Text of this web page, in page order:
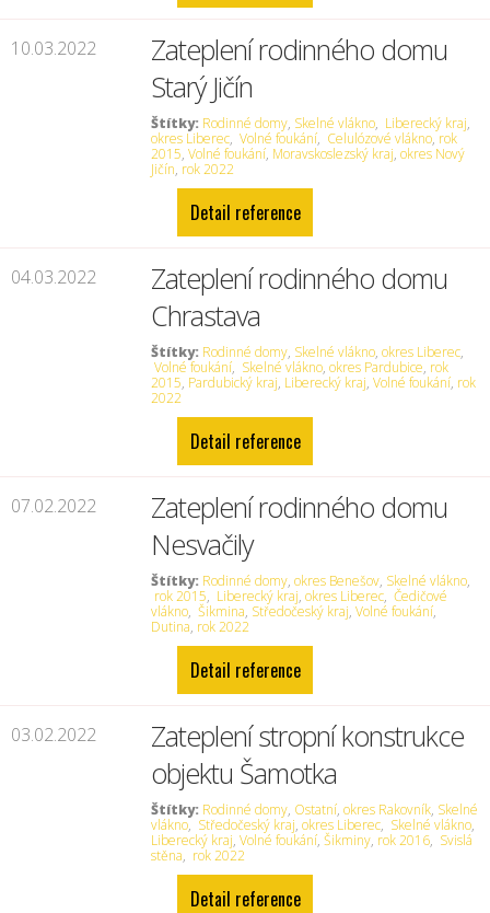
10.03.2022
Zateplení rodinného domu
Starý Jičín
Štítky: Rodinné domy, Skelné vlákno, Liberecký kraj,
okres Liberec, Volné foukání, Celulózové vlákno, rok
2015,Volné foukání, Moravskoslezský kraj,okres Nový
Jičín, rok 2022
Detail reference
04.03.2022
Zateplení rodinného domu
Chrastava
Štítky: Rodinné domy, Skelné vlákno,okres Liberec,
Volné foukání, Skelné vlákno,okres Pardubice, rok
2015, Pardubický kraj, Liberecký kraj,Volné foukání, rok
2022
Detail reference
07.02.2022
Zateplení rodinného domu
Nesvačily
Štítky: Rodinné domy,okres Benešov, Skelné vlákno,
rok 2015, Liberecký kraj,okres Liberec, Čedičové
vlákno, Šikmina, Středočeský kraj,Volné foukání,
Dutina, rok 2022
Detail reference
03.02.2022
Zateplení stropní konstrukce
objektu Šamotka
Štítky: Rodinné domy, Ostatní,okres Rakovník, Skelné
vlákno, Středočeský kraj,okres Liberec, Skelné vlákno,
Liberecký kraj,Volné foukání,Šikminy, rok 2016, Svislá
stěna, rok 2022
Detail reference